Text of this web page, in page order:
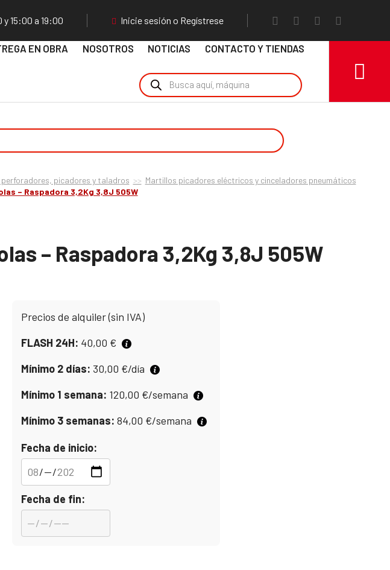
y 15:00 a 19:00 Inicie sesión o Regístrese
EN OBRA NOSOTROS NOTICIAS CONTACTO Y TIENDAS
picadores y taladros
Martillos picadores eléctricos y cinceladores pneumáticos
– Raspadora 3,2Kg 3,8J 505W
– Raspadora 3,2Kg 3,8J 505W
Precios de alquiler (sin IVA)
FLASH 24H: 40,00 €
Mínimo 2 días: 30,00 €/día
Mínimo 1 semana: 120,00 €/semana
Mínimo 3 semanas: 84,00 €/semana
Fecha de inicio:
Fecha de fin: